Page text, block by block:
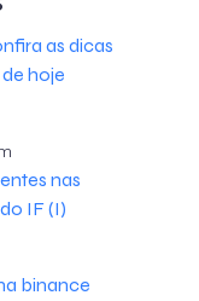
as dicas
hoje
nas
IF (I)
binance